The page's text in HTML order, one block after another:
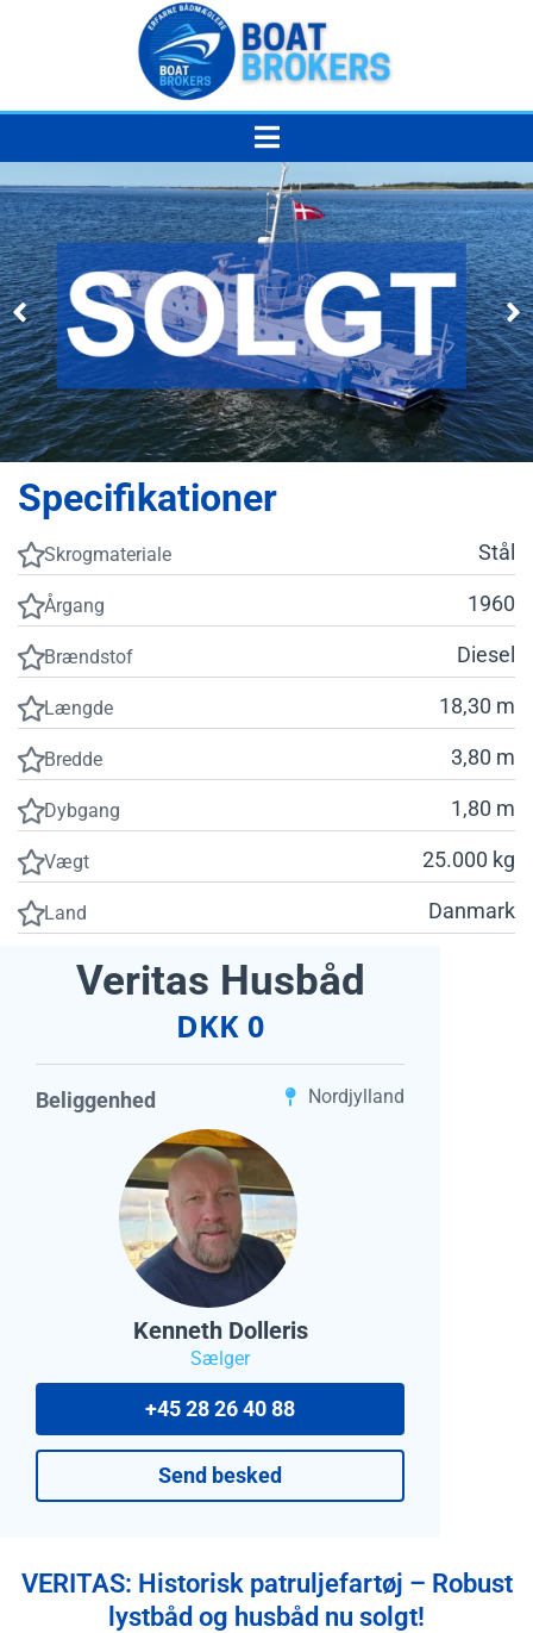
Specifikationer
Skrogmateriale Stål
Årgang 1960
Brændstof Diesel
Længde 18,30 m
Bredde 3,80 m
Dybgang 1,80 m
Vægt 25.000 kg
Land Danmark
Veritas Husbåd
DKK 0
Beliggenhed Nordjylland
Kenneth Dolleris
Sælger
+45 28 26 40 88
Send besked
VERITAS: Historisk patruljefartøj – Robust
lystbåd og husbåd nu solgt!